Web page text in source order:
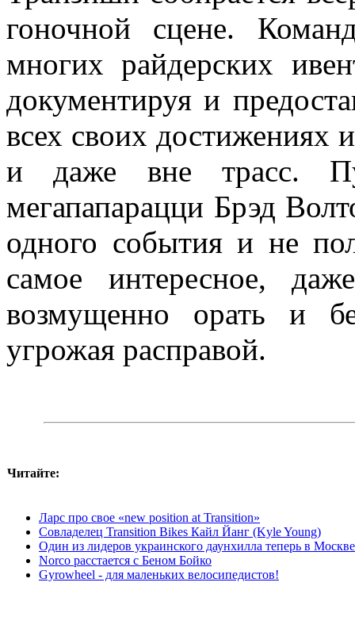
гоночной сцене.
многих райдерских
документируя и
всех своих достижениях
и даже вне трасс.
мегапапарацци Брэд
одного события и не
самое интересное,
возмущенно орать и
угрожая расправой.
Читайте:
Ларс про свое «new position at Transition»
Совладелец Transition Bikes Кайл Йанг (Kyle Young)
Один из лидеров украинского даунхилла теперь в Москве
Norco расстается с Беном Бойко
Gyrowheel - для маленьких велосипедистов!